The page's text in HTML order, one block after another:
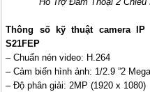
Thông số kỹ thuật camera IP
S21FEP
– Chuẩn nén video: H.264
– Cảm biến hình ảnh: 1/2.9 ”2
– Độ phân giải: 2MP (1920 x 1080)